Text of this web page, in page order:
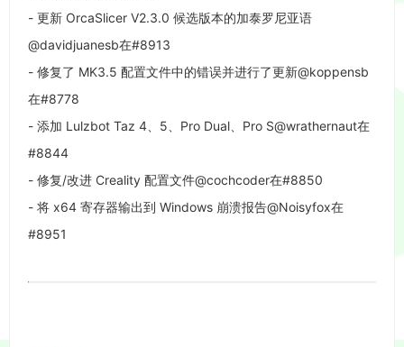
- 更新 OrcaSlicer V2.3.0 候选版本的加泰罗尼亚语
@davidjuanesb在#8913
- 修复了 MK3.5 配置文件中的错误并进行了更新@koppensb
在#8778
- 添加 Lulzbot Taz 4、5、Pro Dual、Pro S@wrathernaut在
#8844
- 修复/改进 Creality 配置文件@cochcoder在#8850
- 将 x64 寄存器输出到 Windows 崩溃报告@Noisyfox在
#8951